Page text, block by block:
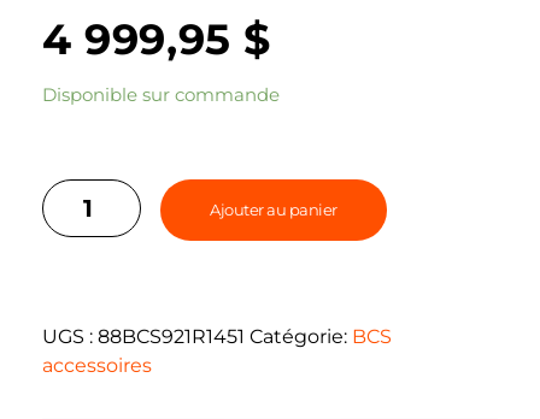
4 999,95 $
Disponible sur commande
Ajouter au panier
UGS : 88BCS921R1451 Catégorie: BCS
accessoires